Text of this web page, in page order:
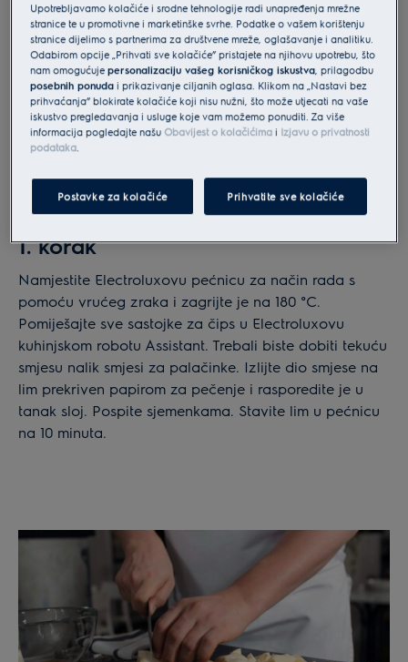
1. korak
Namjestite Electroluxovu pećnicu za način rada s
pomoću vrućeg zraka i zagrijte je na 180 °C.
Pomiješajte sve sastojke za čips u Electroluxovu
kuhinjskom robotu Assistant. Trebali biste dobiti tekuću
smjesu nalik smjesi za palačinke. Izlijte dio smjese na
lim prekriven papirom za pečenje i rasporedite je u
tanak sloj. Pospite sjemenkama. Stavite lim u pećnicu
na 10 minuta.
Upotrebljavamo kolačiće i srodne tehnologije radi unapređenja mrežne
stranice te u promotivne i marketinške svrhe. Podatke o vašem korištenju
stranice dijelimo s partnerima za društvene mreže, oglašavanje i analitiku.
Odabirom opcije „Prihvati sve kolačiće” pristajete na njihovu upotrebu, što
nam omogućujepersonalizaciju vašeg korisničkog iskustva, prilagodbu
posebnih ponuda i prikazivanje ciljanih oglasa. Klikom na „Nastavi bez
prihvaćanja” blokirate kolačiće koji nisu nužni, što može utjecati na vaše
iskustvo pregledavanja i usluge koje vam možemo ponuditi. Za više
informacija pogledajte našu Obavijest o kolačićima i Izjavu o privatnosti
podataka.
Postavke za kolačiće Prihvatite sve kolačiće